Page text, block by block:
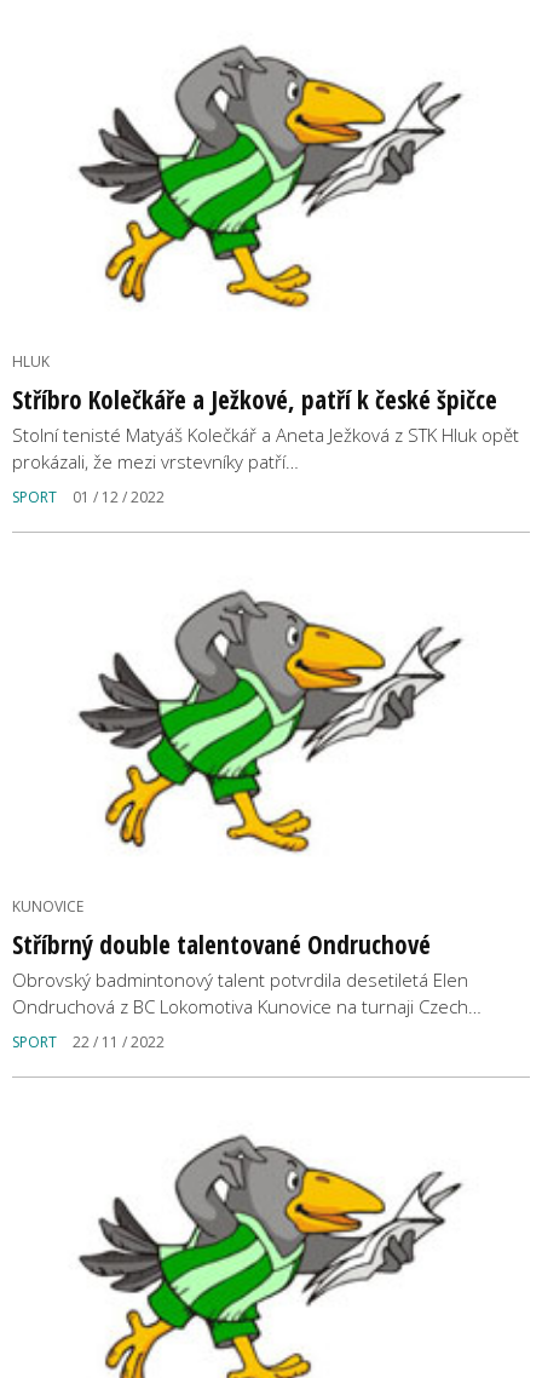
HLUK
Stříbro Kolečkáře a Ježkové, patří k české špičce
Stolní tenisté Matyáš Kolečkář a Aneta Ježková z STK Hluk opět
prokázali, že mezi vrstevníky patří…
SPORT 01 / 12 / 2022
KUNOVICE
Stříbrný double talentované Ondruchové
Obrovský badmintonový talent potvrdila desetiletá Elen
Ondruchová z BC Lokomotiva Kunovice na turnaji Czech…
SPORT 22 / 11 / 2022